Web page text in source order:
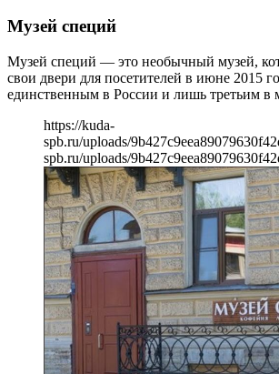
Музей специй
Музей специй — это необычный музей,
свои двери для посетителей в июне 2015
единственным в России и лишь третьим в
https://kuda-
spb.ru/uploads/
spb.ru/uploads/